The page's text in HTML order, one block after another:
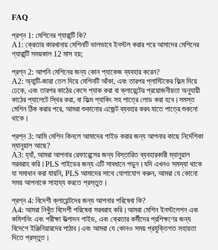
FAQ
প্রশ্ন 1: মেশিনের গ্যারান্টি কি?
A1: ক্রেতার কারখানায় মেশিনটি ভালভাবে ইনস্টল করার পরে আমাদের মেশিনের
গ্যারান্টি সময়কাল 12 মাস হয়;
প্রশ্ন 2: আপনি মেশিনের জন্য কোন প্যাকেজ ব্যবহার করেন?
A2: অ্যান্টি-জারা তেল দিয়ে মেশিনটি আঁকা, এবং তারপর প্লাস্টিকের ফিল্ম দিয়ে
ঢেকে, এবং তারপর কাঠের কেসে প্যাক করা বা ক্লায়েন্টের প্রয়োজনীয়তা অনুযায়ী
কাঠের প্যালেটে স্থির করা, বা ফিল্ম প্যাকিং সহ পাত্রে লোড করা হবে।সমস্ত
মেশিন ঠিক করার পরে, আমরা শুকানোর এজেন্ট ব্যবহার করব যাতে পাত্রে শুকনো
থাকে।
প্রশ্ন 3: আমি মেশিন কিনলে আমাদের গাইড করার জন্য আপনার কাছে নির্দেশিকা
ম্যানুয়াল আছে?
A3: হ্যাঁ, আমরা আপনার রেফারেন্সের জন্য বিস্তারিত ব্যবহারকারী ম্যানুয়াল
সরবরাহ করি।PLS গাইডের জন্য এটি সাবধানে পড়ুন।যদি এখনও সমস্যা থাকে
যা সমাধান করা যায়নি, PLS আমাদের সাথে যোগাযোগ করুন, আমরা যে কোনো
সময় আপনাকে সাহায্য করতে প্রস্তুত।
প্রশ্ন 4: বিদেশী ক্লায়েন্টদের জন্য আপনার পরিষেবা কি?
A4: আমরা নিখুঁত বিদেশী পরিষেবা সরবরাহ করি।আমরা মেশিন ইনস্টলেশন এবং
কমিশনিং এবং পরীক্ষা উত্পাদন গাইড, এবং ক্রেতার কর্মীদের প্রশিক্ষণের জন্য
বিদেশে ইঞ্জিনিয়ারদের পাঠাব।এবং আমরা যে কোনও সময় প্রযুক্তিগত সহায়তা
দিতে প্রস্তুত।